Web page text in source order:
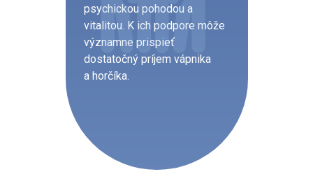
psychickou pohodou a
vitalitou. K ich podpore môže
významne prispieť
dostatočný príjem vápnika
a horčíka.